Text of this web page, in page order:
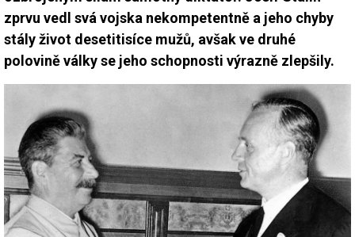
zprvu vedl svá vojska nekompetentně a jeho chyby
stály život desetitisíce mužů, avšak ve druhé
polovině války se jeho schopnosti výrazně zlepšily.